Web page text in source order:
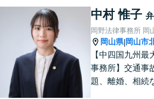
んなささいなこ
せん。お気軽に
い。【土曜日も
【専用駐車場あ
中村 惟子
岡野法律事務所 岡
岡山県|岡山市
【中四国九州最
事務所】交通事
題、離婚、相続